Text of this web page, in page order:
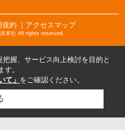
規約 ｜アクセスマップ
本社 All rights reserved.
握、サービス向上検討を目的と
。
て」 をご確認ください。